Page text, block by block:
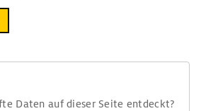
Daten auf dieser Seite entdeckt?